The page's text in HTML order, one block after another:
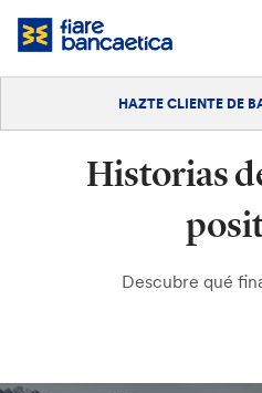
Saltar
Hazte cliente
HAZTE CLIENTE DE
Historias
Descubre qué